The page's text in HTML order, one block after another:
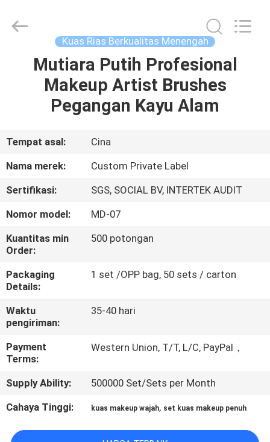
RUMAH
PRODUK
TENTANG
KAMI
TUR
PABRIK
KONTROL
KUALITAS
SITEMAP
PRIVACY
POLICY
Kuas Rias Berkualitas Menengah
Mutiara Putih Profesional
Makeup Artist Brushes
Pegangan Kayu Alam
Tempat asal:
Cina
Nama merek:
Custom Private Label
Sertifikasi:
SGS, SOCIAL BV, INTERTEK AUDIT
Nomor model:
MD-07
Kuantitas min
Order:
500 potongan
Packaging
Details:
1 set /OPP bag, 50 sets / carton
Waktu
pengiriman:
35-40 hari
Payment
Terms:
Western Union, T/T, L/C, PayPal，
Supply Ability:
500000 Set/Sets per Month
Cahaya Tinggi:
kuas makeup wajah, set kuas makeup penuh